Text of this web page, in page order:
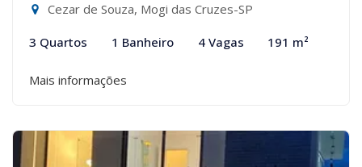
Cezar de Souza, Mogi das Cruzes-SP
3 Quartos 1 Banheiro 4 Vagas 191 m²
Mais informações